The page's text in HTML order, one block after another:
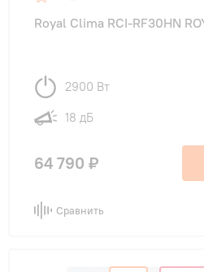
Royal Clima RCI-RF30HN
2900 Вт
18 дБ
64 790 ₽
Сравнить